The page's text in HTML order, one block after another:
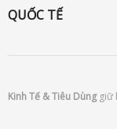
QUỐC TẾ
Kinh Tế & Tiêu Dùnggiữ